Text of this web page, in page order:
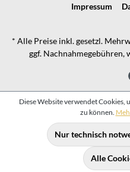
Impressum
* Alle Preise inkl. gesetzl.
ggf. Nachnahmegebühren,
Diese Website verwendet Cookies,
zu können.
Nur technisch
Alle